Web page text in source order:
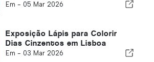
Em - 05 Mar 2026
Exposição Lápis para Colorir
Dias Cinzentos em Lisboa
Em - 03 Mar 2026